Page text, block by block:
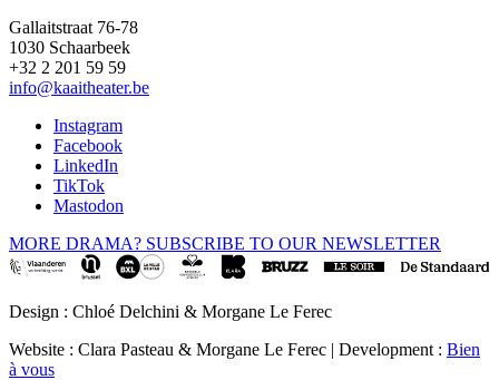
Gallaitstraat 76-78
1030 Schaarbeek
+32 2 201 59 59
info@kaaitheater.be
Instagram
Facebook
LinkedIn
TikTok
Mastodon
MORE DRAMA? SUBSCRIBE TO OUR NEWSLETTER
Design : Chloé Delchini & Morgane Le Ferec
Website : Clara Pasteau & Morgane Le Ferec | Development : Bien
à vous